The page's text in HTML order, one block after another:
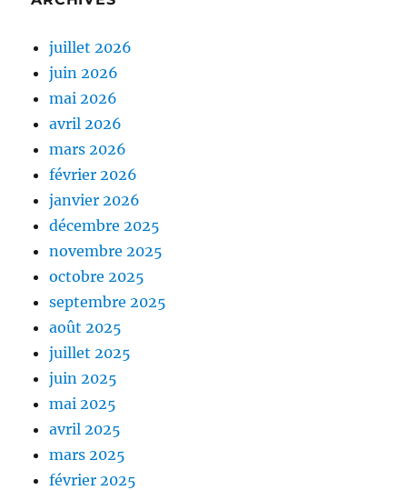
juillet 2026
juin 2026
mai 2026
avril 2026
mars 2026
février 2026
janvier 2026
décembre 2025
novembre 2025
octobre 2025
septembre 2025
août 2025
juillet 2025
juin 2025
mai 2025
avril 2025
mars 2025
février 2025